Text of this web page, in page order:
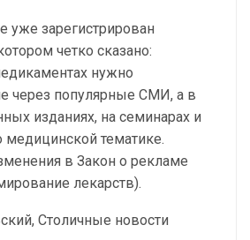
уже зарегистрирован
четко сказано:
нужно
через популярные СМИ, а в
изданиях, на семинарах и
тематике.
в Закон о рекламе
лекарств).
Столичные новости